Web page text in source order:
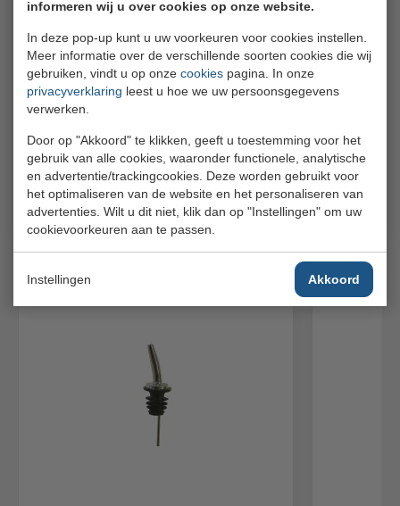
informeren wij u over cookies op onze website.
In deze pop-up kunt u uw voorkeuren voor cookies instellen.
Meer informatie over de verschillende soorten cookies die wij
gebruiken, vindt u op onze cookies pagina. In onze
privacyverklaring leest u hoe we uw persoonsgegevens
verwerken.
Door op "Akkoord" te klikken, geeft u toestemming voor het
gebruik van alle cookies, waaronder functionele, analytische
en advertentie/trackingcookies. Deze worden gebruikt voor
het optimaliseren van de website en het personaliseren van
advertenties. Wilt u dit niet, klik dan op "Instellingen" om uw
cookievoorkeuren aan te passen.
Instellingen Akkoord
Mail ons info@vandoornbv.nl
Neem contact op
Misschien iets voor u?